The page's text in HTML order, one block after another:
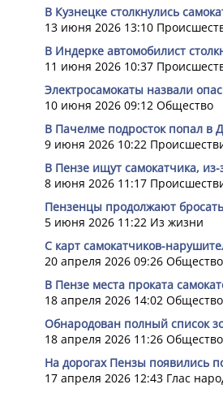
В Кузнецке столкнулись
13 июня 2026 13:10
В Индерке автомобилист
11 июня 2026 10:37
Электросамокаты назвали
10 июня 2026 09:12 Общество
В Пачелме подросток попал в
9 июня 2026 10:22
В Пензе ищут самокатчика,
8 июня 2026 11:17
Пензенцы продолжают
5 июня 2026 11:22 Из жизни
С карт самокатчиков-
20 апреля 2026 09:26 Общество
В Пензе места проката
18 апреля 2026 14:02 Общество
Обнародован полный список
18 апреля 2026 11:26 Общество
На дорогах Пензы появились
17 апреля 2026 12:43 Глас